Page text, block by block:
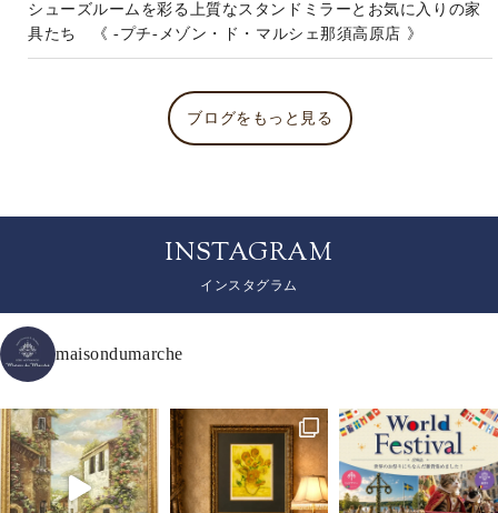
シューズルームを彩る上質なスタンドミラーとお気に入りの家
具たち 《 -プチ-メゾン・ド・マルシェ那須高原店 》
ブログをもっと見る
INSTAGRAM
インスタグラム
maisondumarche